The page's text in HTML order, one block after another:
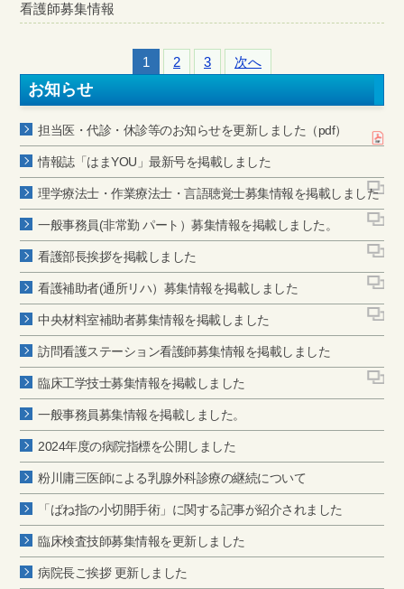
看護師募集情報
1 2 3 次へ
お知らせ
担当医・代診・休診等のお知らせを更新しました（pdf）
情報誌「はまYOU」最新号を掲載しました
理学療法士・作業療法士・言語聴覚士募集情報を掲載しました
一般事務員(非常勤 パート）募集情報を掲載しました。
看護部長挨拶を掲載しました
看護補助者(通所リハ）募集情報を掲載しました
中央材料室補助者募集情報を掲載しました
訪問看護ステーション看護師募集情報を掲載しました
臨床工学技士募集情報を掲載しました
一般事務員募集情報を掲載しました。
2024年度の病院指標を公開しました
粉川庸三医師による乳腺外科診療の継続について
「ばね指の小切開手術」に関する記事が紹介されました
臨床検査技師募集情報を更新しました
病院長ご挨拶 更新しました